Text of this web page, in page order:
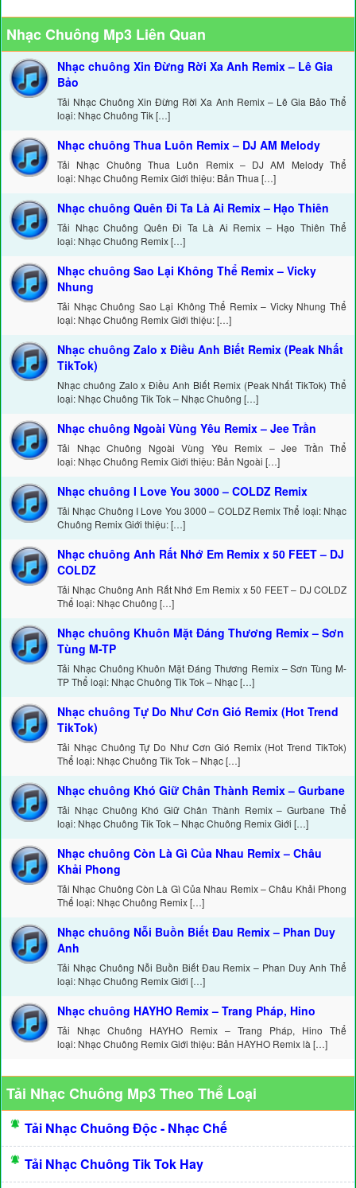
Nhạc Chuông Mp3 Liên Quan
Nhạc chuông Xin Đừng Rời Xa Anh Remix – Lê Gia
Bảo
Tải Nhạc Chuông Xin Đừng Rời Xa Anh Remix – Lê Gia Bảo Thể
loại: Nhạc Chuông Tik […]
Nhạc chuông Thua Luôn Remix – DJ AM Melody
Tải Nhạc Chuông Thua Luôn Remix – DJ AM Melody Thể
loại: Nhạc Chuông Remix Giới thiệu: Bản Thua […]
Nhạc chuông Quên Đi Ta Là Ai Remix – Hạo Thiên
Tải Nhạc Chuông Quên Đi Ta Là Ai Remix – Hạo Thiên Thể
loại: Nhạc Chuông Remix […]
Nhạc chuông Sao Lại Không Thể Remix – Vicky
Nhung
Tải Nhạc Chuông Sao Lại Không Thể Remix – Vicky Nhung Thể
loại: Nhạc Chuông Remix Giới thiệu: […]
Nhạc chuông Zalo x Điều Anh Biết Remix (Peak Nhất
TikTok)
Nhạc chuông Zalo x Điều Anh Biết Remix (Peak Nhất TikTok) Thể
loại: Nhạc Chuông Tik Tok – Nhạc Chuông […]
Nhạc chuông Ngoài Vùng Yêu Remix – Jee Trần
Tải Nhạc Chuông Ngoài Vùng Yêu Remix – Jee Trần Thể
loại: Nhạc Chuông Remix Giới thiệu: Bản Ngoài […]
Nhạc chuông I Love You 3000 – COLDZ Remix
Tải Nhạc Chuông I Love You 3000 – COLDZ Remix Thể loại: Nhạc
Chuông Remix Giới thiệu: […]
Nhạc chuông Anh Rất Nhớ Em Remix x 50 FEET – DJ
COLDZ
Tải Nhạc Chuông Anh Rất Nhớ Em Remix x 50 FEET – DJ COLDZ
Thể loại: Nhạc Chuông […]
Nhạc chuông Khuôn Mặt Đáng Thương Remix – Sơn
Tùng M-TP
Tải Nhạc Chuông Khuôn Mặt Đáng Thương Remix – Sơn Tùng M-
TP Thể loại: Nhạc Chuông Tik Tok – Nhạc […]
Nhạc chuông Tự Do Như Cơn Gió Remix (Hot Trend
TikTok)
Tải Nhạc Chuông Tự Do Như Cơn Gió Remix (Hot Trend TikTok)
Thể loại: Nhạc Chuông Tik Tok – Nhạc […]
Nhạc chuông Khó Giữ Chân Thành Remix – Gurbane
Tải Nhạc Chuông Khó Giữ Chân Thành Remix – Gurbane Thể
loại: Nhạc Chuông Tik Tok – Nhạc Chuông Remix Giới […]
Nhạc chuông Còn Là Gì Của Nhau Remix – Châu
Khải Phong
Tải Nhạc Chuông Còn Là Gì Của Nhau Remix – Châu Khải Phong
Thể loại: Nhạc Chuông Remix […]
Nhạc chuông Nỗi Buồn Biết Đau Remix – Phan Duy
Anh
Tải Nhạc Chuông Nỗi Buồn Biết Đau Remix – Phan Duy Anh Thể
loại: Nhạc Chuông Remix Giới […]
Nhạc chuông HAYHO Remix – Trang Pháp, Hino
Tải Nhạc Chuông HAYHO Remix – Trang Pháp, Hino Thể
loại: Nhạc Chuông Remix Giới thiệu: Bản HAYHO Remix là […]
Tải Nhạc Chuông Mp3 Theo Thể Loại
Tải Nhạc Chuông Độc - Nhạc Chế
Tải Nhạc Chuông Tik Tok Hay